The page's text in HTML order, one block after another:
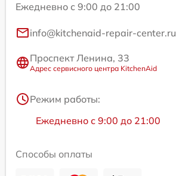
Ежедневно с 9:00 до 21:00
info@kitchenaid-repair-center.ru
Проспект Ленина, 33
Адрес сервисного центра KitchenAid
Режим работы:
Ежедневно с 9:00 до 21:00
Способы оплаты